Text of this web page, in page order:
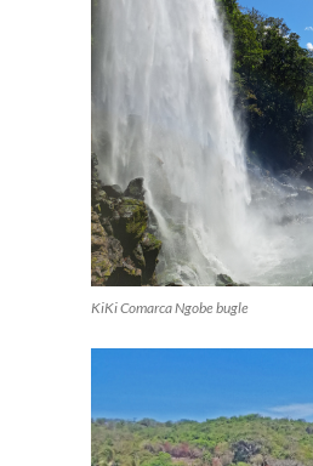
KiKi Comarca Ngobe bugle